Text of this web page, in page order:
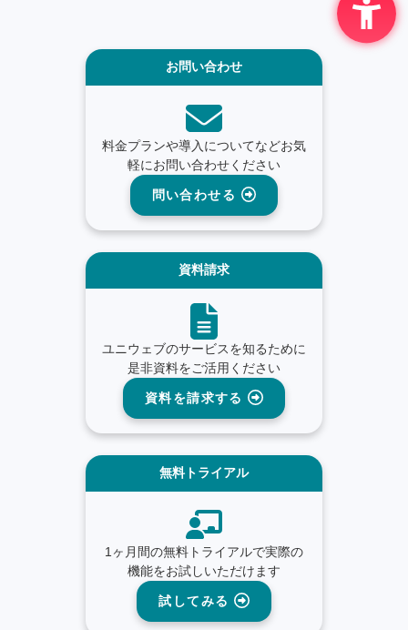
お問い合わせ
料金プランや導入についてなどお気
軽にお問い合わせください
問い合わせる
資料請求
ユニウェブのサービスを知るために
是非資料をご活用ください
資料を請求する
無料トライアル
1ヶ月間の無料トライアルで実際の
機能をお試しいただけます
試してみる